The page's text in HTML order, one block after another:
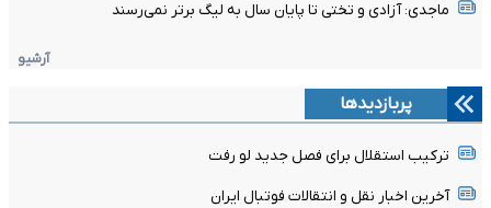
ماجدی: آزادی و تختی تا پایان سال به لیگ برتر نمی‌رسند
آرشیو
پربازدیدها
ترکیب استقلال برای فصل جدید لو رفت
آخرین اخبار نقل و انتقالات فوتبال ایران